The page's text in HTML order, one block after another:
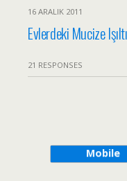
16 ARALIK 2011
Evlerdeki Mucize Işıltı
21 RESPONSES
Mobile